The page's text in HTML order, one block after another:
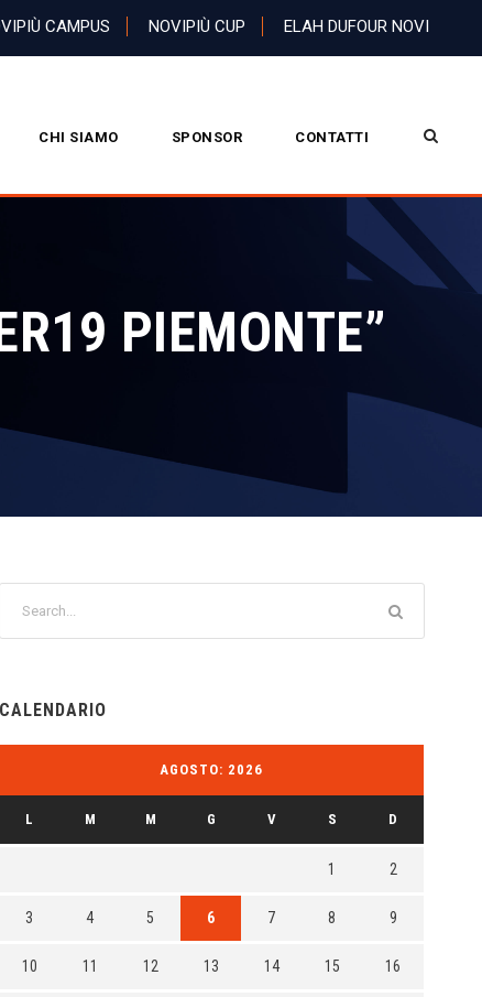
CAMPUS NOVIPIÙ CUP ELAH DUFOUR NOVI
CHI SIAMO SPONSOR CONTATTI
PIEMONTE”
CALENDARIO
AGOSTO: 2026
L M M G V S D
1 2
3 4 5 6 7 8 9
10 11 12 13 14 15 16